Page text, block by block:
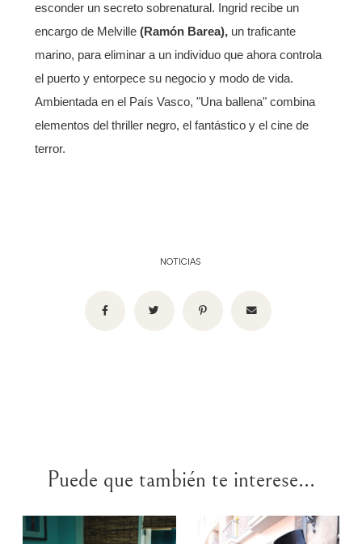
esconder un secreto sobrenatural. Ingrid recibe un
encargo de Melville (Ramón Barea),un traficante
marino, para eliminar a un individuo que ahora controla
el puerto y entorpece su negocio y modo de vida.
Ambientada en el País Vasco, "Una ballena" combina
elementos del thriller negro, el fantástico y el cine de
terror.
NOTICIAS
Puede que también te interese...